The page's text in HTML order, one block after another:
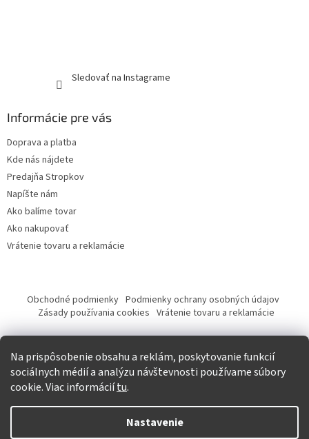
Na prispôsobenie obsahu a reklám, poskytovanie funkcií
sociálnych médií a analýzu návštevnosti používame súbory
cookie. Viac informáciítu.
Nastavenie
Sledovať na Instagrame
Informácie pre vás
Doprava a platba
Kde nás nájdete
Predajňa Stropkov
Napíšte nám
Ako balíme tovar
Ako nakupovať
Vrátenie tovaru a reklamácie
Obchodné podmienky Podmienky ochrany osobných údajov
Zásady používania cookies Vrátenie tovaru a reklamácie
Tvorba eshopu a SEO optimalizácia